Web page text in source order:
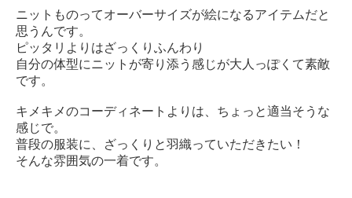
ニットものってオーバーサイズが絵になるアイテムだと
思うんです。
ピッタリよりはざっくりふんわり
自分の体型にニットが寄り添う感じが大人っぽくて素敵
です。
キメキメのコーディネートよりは、ちょっと適当そうな
感じで。
普段の服装に、ざっくりと羽織っていただきたい！
そんな雰囲気の一着です。